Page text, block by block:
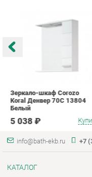
Коллекции
Шкафы в ванную
Комоды для ванной
Умывальники с тумбой
Тумбы под раковину
Зеркала в ванную